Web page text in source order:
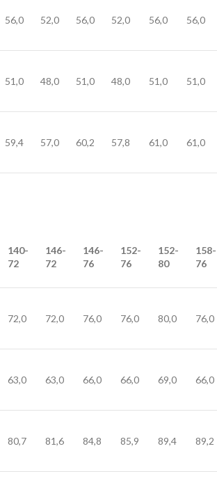
56,0 52,0 56,0 52,0 56,0 56,0
51,0 48,0 51,0 48,0 51,0 51,0
59,4 57,0 60,2 57,8 61,0 61,0
140-
72
146-
72
146-
76
152-
76
152-
80
158-
76
72,0 72,0 76,0 76,0 80,0 76,0
63,0 63,0 66,0 66,0 69,0 66,0
80,7 81,6 84,8 85,9 89,4 89,2